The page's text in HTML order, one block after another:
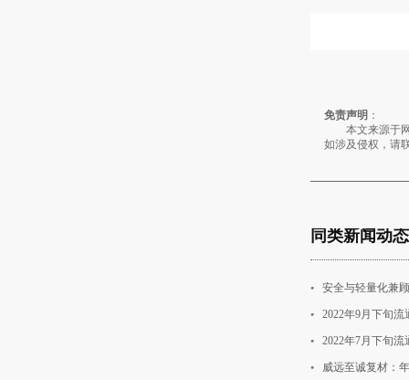
免责声明 ：
本文来源于网
如涉及侵权，请
同类新闻动态
安全与轻量化兼
2022年9月下旬
2022年7月下旬
威远至诚复材：